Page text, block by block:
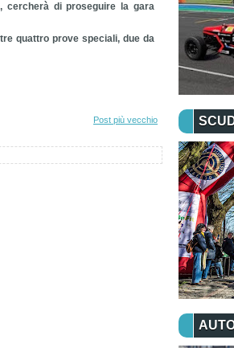
cercherà di proseguire la gara
quattro prove speciali, due da
Post più vecchio